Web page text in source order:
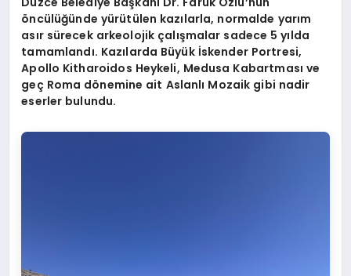
öncülüğünde yürütülen kazılarla, normalde yarım
asır sürecek arkeolojik çalışmalar sadece 5 yılda
tamamlandı. Kazılarda Büyük İskender Portresi,
Apollo Kitharoidos Heykeli, Medusa Kabartması ve
geç Roma dönemine ait Aslanlı Mozaik gibi nadir
eserler bulundu.